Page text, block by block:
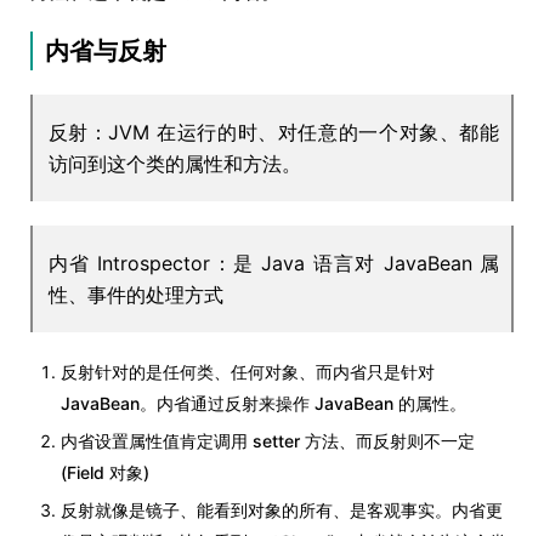
内省与反射
反射：JVM 在运行的时、对任意的一个对象、都能
访问到这个类的属性和方法。
内省 Introspector：是 Java 语言对 JavaBean 属
性、事件的处理方式
反射针对的是任何类、任何对象、而内省只是针对
JavaBean。内省通过反射来操作 JavaBean 的属性。
内省设置属性值肯定调用 setter 方法、而反射则不一定
(Field 对象)
反射就像是镜子、能看到对象的所有、是客观事实。内省更